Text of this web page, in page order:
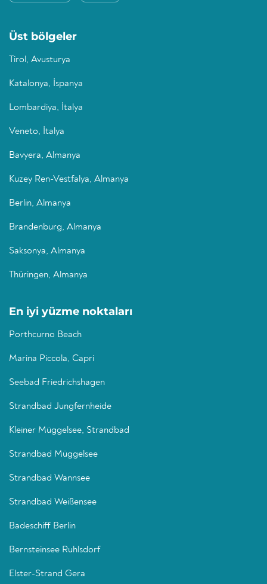
Üst bölgeler
Tirol, Avusturya
Katalonya, İspanya
Lombardiya, İtalya
Veneto, İtalya
Bavyera, Almanya
Kuzey Ren-Vestfalya, Almanya
Berlin, Almanya
Brandenburg, Almanya
Saksonya, Almanya
Thüringen, Almanya
En iyi yüzme noktaları
Porthcurno Beach
Marina Piccola, Capri
Seebad Friedrichshagen
Strandbad Jungfernheide
Kleiner Müggelsee, Strandbad
Strandbad Müggelsee
Strandbad Wannsee
Strandbad Weißensee
Badeschiff Berlin
Bernsteinsee Ruhlsdorf
Elster-Strand Gera